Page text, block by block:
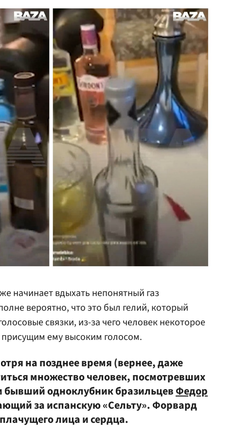
начинает вдыхать непонятный газ
вероятно, что это был гелий, который
связки, из-за чего человек некоторое
ему высоким голосом.
на позднее время (вернее, даже
множество человек, посмотревших
бывший одноклубник бразильцевФедор
за испанскую «Сельту». Форвард
лица и сердца.